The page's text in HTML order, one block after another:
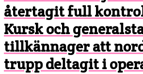
återtagit full
Kursk och
tillkännager att
trupp deltagit i